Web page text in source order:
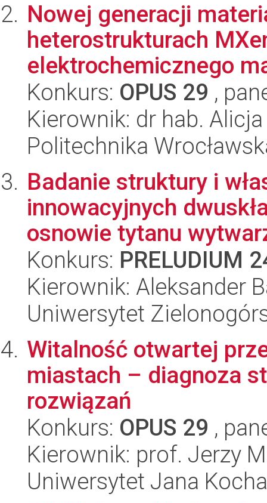
Nowej generacji
heterostrukturach
elektrochemicznego
Konkurs: OPUS 29 ,
Kierownik: dr hab.
Politechnika
Badanie struktury i
innowacyjnych
osnowie tytanu
Konkurs: PRELUDIUM
Kierownik: Aleksander
Uniwersytet
Witalność otwartej
miastach – diagnoza
rozwiązań
Konkurs: OPUS 29 ,
Kierownik: prof. Jerzy
Uniwersytet Jana